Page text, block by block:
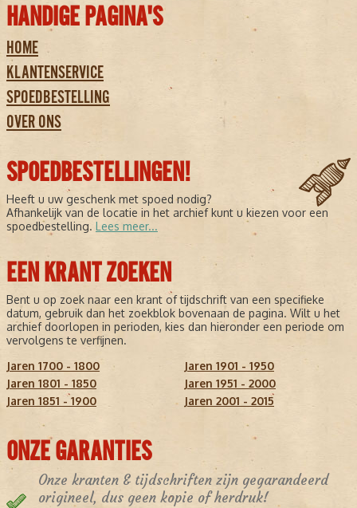
HANDIGE PAGINA'S
HOME
KLANTENSERVICE
SPOEDBESTELLING
OVER ONS
SPOEDBESTELLINGEN!
Heeft u uw geschenk met spoed nodig?
Afhankelijk van de locatie in het archief kunt u kiezen voor een
spoedbestelling. Lees meer...
EEN KRANT ZOEKEN
Bent u op zoek naar een krant of tijdschrift van een specifieke
datum, gebruik dan het zoekblok bovenaan de pagina. Wilt u het
archief doorlopen in perioden, kies dan hieronder een periode om
vervolgens te verfijnen.
Jaren 1700 - 1800
Jaren 1801 - 1850
Jaren 1851 - 1900
Jaren 1901 - 1950
Jaren 1951 - 2000
Jaren 2001 - 2015
ONZE GARANTIES
Onze kranten & tijdschriften zijn gegarandeerd
origineel, dus geen kopie of herdruk!